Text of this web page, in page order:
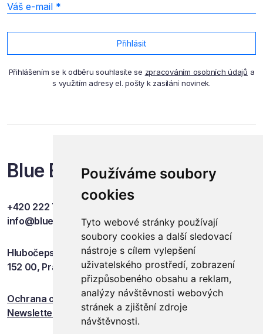
Používáme soubory
cookies
Tyto webové stránky používají
soubory cookies a další sledovací
nástroje s cílem vylepšení
uživatelského prostředí, zobrazení
přizpůsobeného obsahu a reklam,
analýzy návštěvnosti webových
stránek a zjištění zdroje
návštěvnosti.
Váš e-mail
Přihlásit
Přihlášením se k odběru souhlasíte se zpracováním osobních údajů a
s využitím adresy el. pošty k zasílání novinek.
Blue Events
+420 222 749 841
info@blueevents.eu
Hlubočepská 701/38c
152 00, Praha 5
Ochrana osobních údajů
Newsletter